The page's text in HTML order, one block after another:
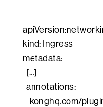
kind: Ingress
metadata:
  [...]
  annotations:
konghq.com/